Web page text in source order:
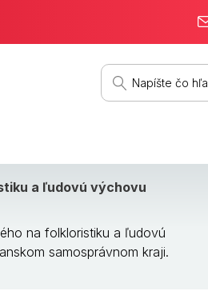
a ľudovú výchovu
na folkloristiku a ľudovú
samosprávnom kraji.